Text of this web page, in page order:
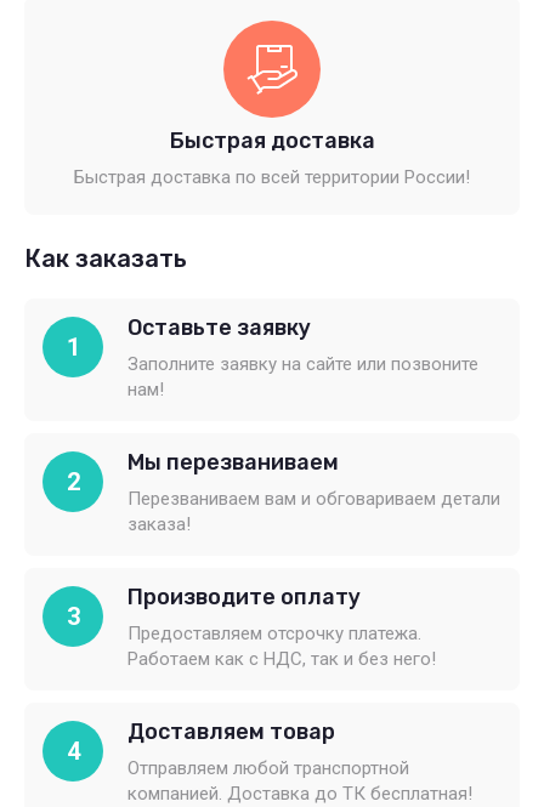
Быстрая доставка
Быстрая доставка по всей территории России!
Как заказать
1
Оставьте заявку
Заполните заявку на сайте или позвоните
нам!
2
Мы перезваниваем
Перезваниваем вам и обговариваем детали
заказа!
3
Производите оплату
Предоставляем отсрочку платежа.
Работаем как с НДС, так и без него!
4
Доставляем товар
Отправляем любой транспортной
компанией. Доставка до ТК бесплатная!